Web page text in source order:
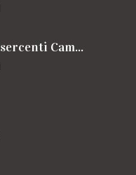
FIESA Confesercenti Campania per il Cammino